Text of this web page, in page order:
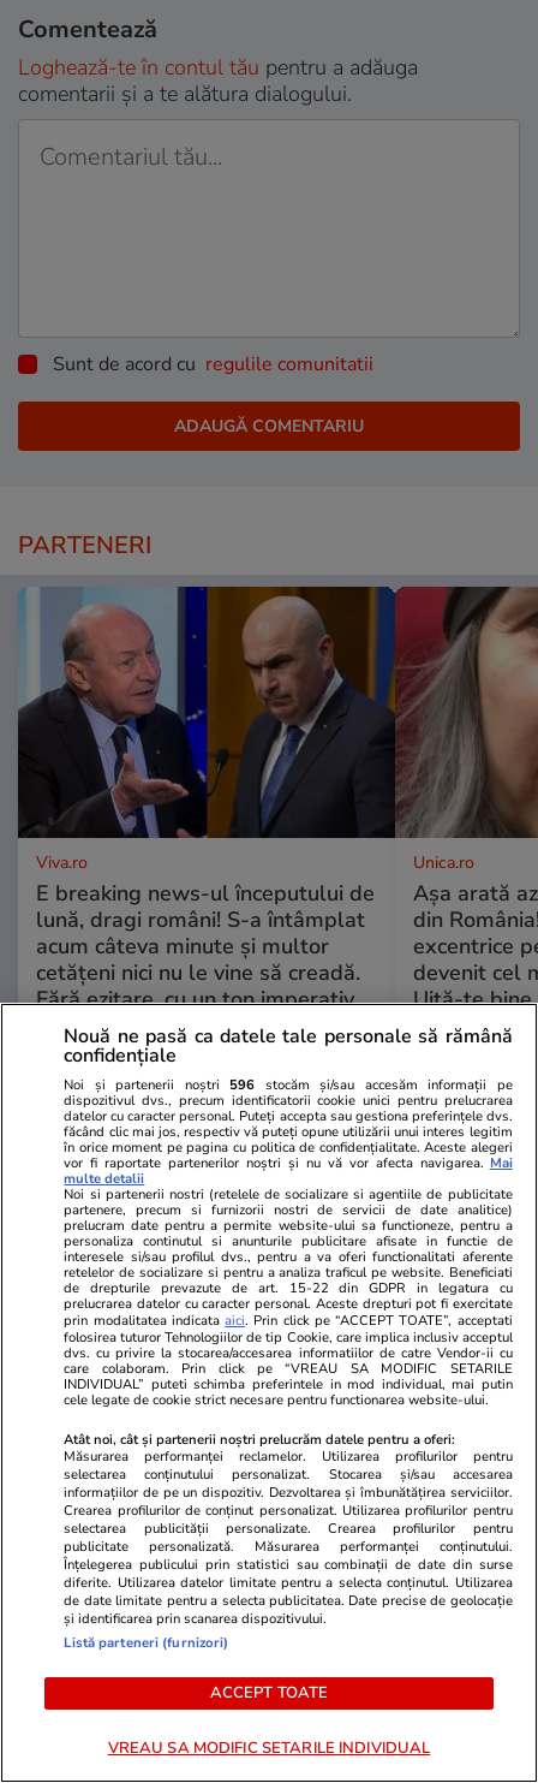
Comentează
Loghează-te în contul tău pentru a adăuga
comentarii și a te alătura dialogului.
Sunt de acord cu regulile comunitatii
PARTENERI
Viva.ro
E breaking news-ul începutului de
lună, dragi români! S-a întâmplat
acum câteva minute și multor
cetățeni nici nu le vine să creadă.
Fără ezitare, cu un ton imperativ,
Traian Băsescu a făcut anunțul la
care nimeni, dar nimeni nu se
aștepta. Și cu atât mai puțin
susținătorii lui Ilie Bolojan! Ce a
spus fostul președinte al
României
Unica.ro
Așa arată
din
excentrice
devenit cel
Uită-te bine
cine e în
zile la TV!!
GSP
GSP.RO
Omul din umbră din echipa „Zeiței
de la Montreal”: „Nota 10?
Meritul Nadiei 80%. De ce nu
barbariile lui Karolyi
GSP.RO
BYD atacă
chinezii
Nouă ne pasă ca datele tale personale să rămână
confidențiale
Noi și partenerii noștri 596 stocăm și/sau accesăm informații pe
dispozitivul dvs., precum identificatorii cookie unici pentru prelucrarea
datelor cu caracter personal. Puteți accepta sau gestiona preferințele dvs.
făcând clic mai jos, respectiv vă puteți opune utilizării unui interes legitim
în orice moment pe pagina cu politica de confidențialitate. Aceste alegeri
vor fi raportate partenerilor noștri și nu vă vor afecta navigarea. Mai
multe detalii
Noi si partenerii nostri (retelele de socializare si agentiile de publicitate
partenere, precum si furnizorii nostri de servicii de date analitice)
prelucram date pentru a permite website-ului sa functioneze, pentru a
personaliza continutul si anunturile publicitare afisate in functie de
interesele si/sau profilul dvs., pentru a va oferi functionalitati aferente
retelelor de socializare si pentru a analiza traficul pe website. Beneficiati
de drepturile prevazute de art. 15-22 din GDPR in legatura cu
prelucrarea datelor cu caracter personal. Aceste drepturi pot fi exercitate
prin modalitatea indicataaici. Prin click pe “ACCEPT TOATE”, acceptati
folosirea tuturor Tehnologiilor de tip Cookie, care implica inclusiv acceptul
dvs. cu privire la stocarea/accesarea informatiilor de catre Vendor-ii cu
care colaboram. Prin click pe “VREAU SA MODIFIC SETARILE
INDIVIDUAL” puteti schimba preferintele in mod individual, mai putin
cele legate de cookie strict necesare pentru functionarea website-ului.
Atât noi, cât și partenerii noștri prelucrăm datele pentru a oferi:
Măsurarea performanței reclamelor. Utilizarea profilurilor pentru
selectarea conținutului personalizat. Stocarea și/sau accesarea
informațiilor de pe un dispozitiv. Dezvoltarea și îmbunătățirea serviciilor.
Crearea profilurilor de conținut personalizat. Utilizarea profilurilor pentru
selectarea publicității personalizate. Crearea profilurilor pentru
publicitate personalizată. Măsurarea performanței conținutului.
Înțelegerea publicului prin statistici sau combinații de date din surse
diferite. Utilizarea datelor limitate pentru a selecta conținutul. Utilizarea
de date limitate pentru a selecta publicitatea. Date precise de geolocație
și identificarea prin scanarea dispozitivului.
Listă parteneri (furnizori)
ACCEPT TOATE
VREAU SA MODIFIC SETARILE INDIVIDUAL